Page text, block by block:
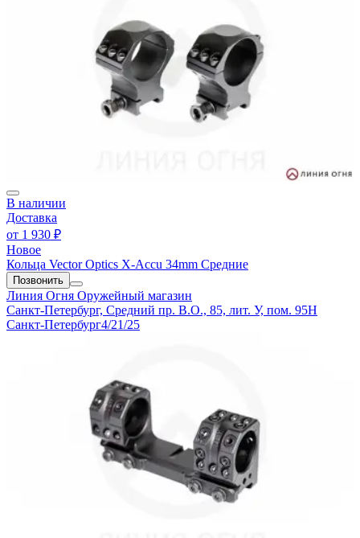
В наличии
Доставка
от 1 930 ₽
Новое
Кольца Vector Optics X-Accu 34mm Средние
Позвонить
Линия Огня Оружейный магазин
Санкт-Петербург, Средний пр. В.О., 85, лит. У, пом. 95Н
Санкт-Петербург4/21/25